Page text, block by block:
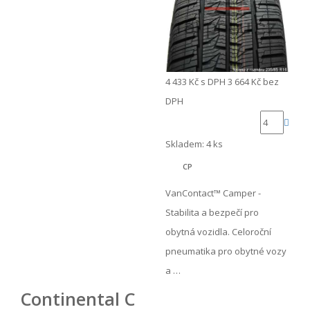
4 433 Kč s DPH 3 664 Kč bez
DPH
Skladem: 4 ks
CP
VanContact™ Camper -
Stabilita a bezpečí pro
obytná vozidla. Celoroční
pneumatika pro obytné vozy
a …
Continental C